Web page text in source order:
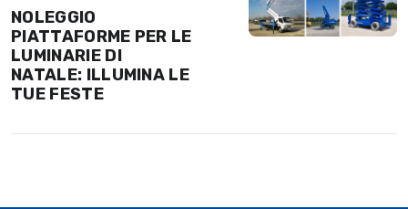
NOLEGGIO
PIATTAFORME PER LE
LUMINARIE DI
NATALE: ILLUMINA LE
TUE FESTE